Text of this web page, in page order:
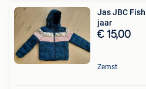
Jas JBC
jaar
€ 15,00
Zemst